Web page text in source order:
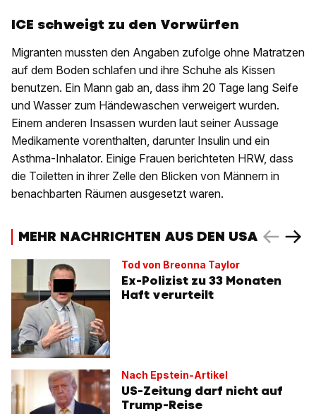
ICE schweigt zu den Vorwürfen
Migranten mussten den Angaben zufolge ohne Matratzen
auf dem Boden schlafen und ihre Schuhe als Kissen
benutzen. Ein Mann gab an, dass ihm 20 Tage lang Seife
und Wasser zum Händewaschen verweigert wurden.
Einem anderen Insassen wurden laut seiner Aussage
Medikamente vorenthalten, darunter Insulin und ein
Asthma-Inhalator. Einige Frauen berichteten HRW, dass
die Toiletten in ihrer Zelle den Blicken von Männern in
benachbarten Räumen ausgesetzt waren.
MEHR NACHRICHTEN AUS DEN USA
Tod von Breonna Taylor
Ex-Polizist zu 33 Monaten
Haft verurteilt
Nach Epstein-Artikel
US-Zeitung darf nicht auf
Trump-Reise